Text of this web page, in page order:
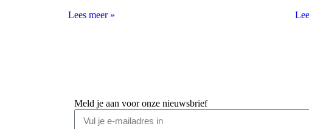
Lees meer »
Meld je aan voor onze nieuwsbrief